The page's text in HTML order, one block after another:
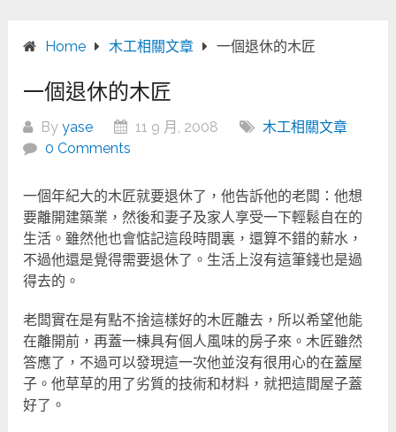
Home 木工相關文章 一個退休的木匠
一個退休的木匠
Byyase 11 9 月, 2008
木工相關文章
0 Comments
一個年紀大的木匠就要退休了，他告訴他的老闆：他想
要離開建築業，然後和妻子及家人享受一下輕鬆自在的
生活。雖然他也會惦記這段時間裏，還算不錯的薪水，
不過他還是覺得需要退休了。生活上沒有這筆錢也是過
得去的。
老闆實在是有點不捨這樣好的木匠離去，所以希望他能
在離開前，再蓋一棟具有個人風味的房子來。木匠雖然
答應了，不過可以發現這一次他並沒有很用心的在蓋屋
子。他草草的用了劣質的技術和材料，就把這間屋子蓋
好了。